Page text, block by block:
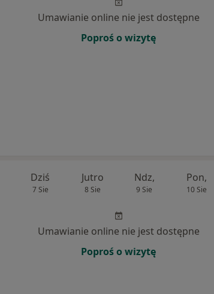
Umawianie online nie jest dostępne
Poproś o wizytę
Dziś
7 Sie
Jutro
8 Sie
Ndz,
9 Sie
Pon,
10 Sie
Umawianie online nie jest dostępne
Poproś o wizytę